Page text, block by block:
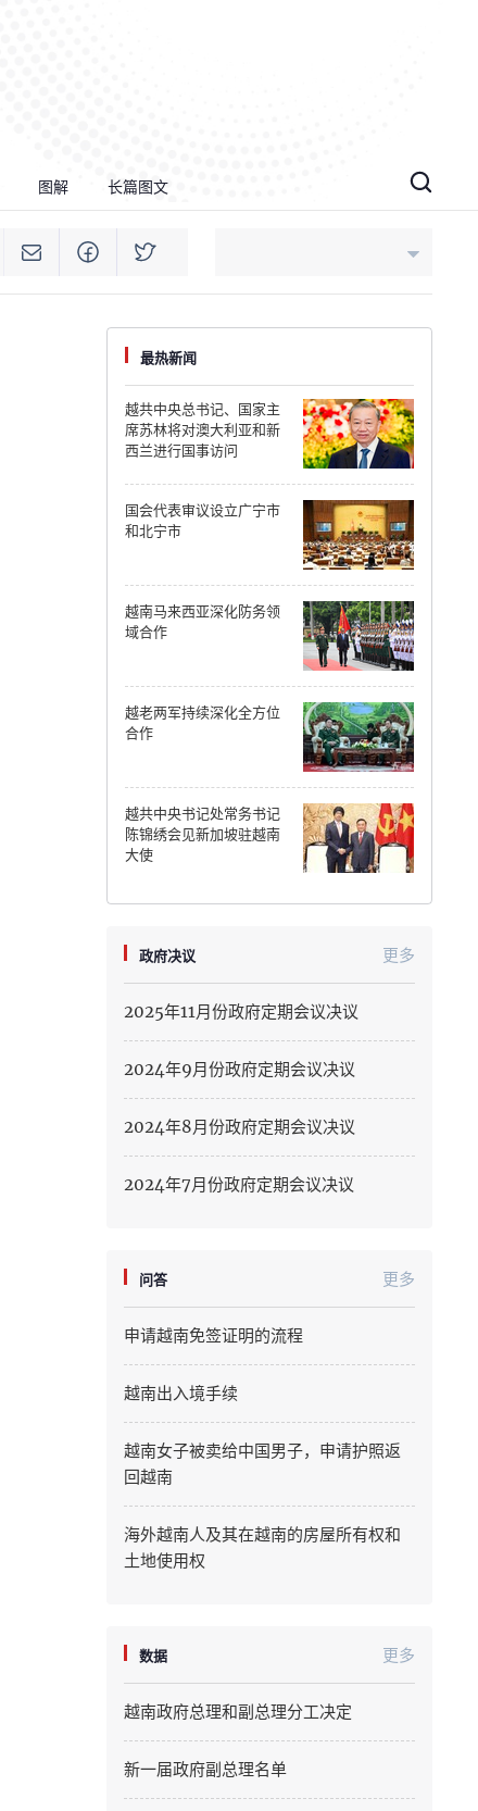
图解 长篇图文
Bac Ninh
Cao Bang
Da Nang
Dong Nai
Gia Lai
Ho Chi Minh
Hai Phong
Lai Chau
Lao Cai
Ninh Binh
Quang Ngai
Quang Ninh
Quang Tri
Thua Thien Hue
最热新闻
越共中央总书记、国家主
席苏林将对澳大利亚和新
西兰进行国事访问
国会代表审议设立广宁市
和北宁市
越南马来西亚深化防务领
域合作
越老两军持续深化全方位
合作
越共中央书记处常务书记
陈锦绣会见新加坡驻越南
大使
政府决议 更多
2025年11月份政府定期会议决议
2024年9月份政府定期会议决议
2024年8月份政府定期会议决议
2024年7月份政府定期会议决议
问答 更多
申请越南免签证明的流程
越南出入境手续
越南女子被卖给中国男子，申请护照返
回越南
海外越南人及其在越南的房屋所有权和
土地使用权
数据 更多
越南政府总理和副总理分工决定
新一届政府副总理名单